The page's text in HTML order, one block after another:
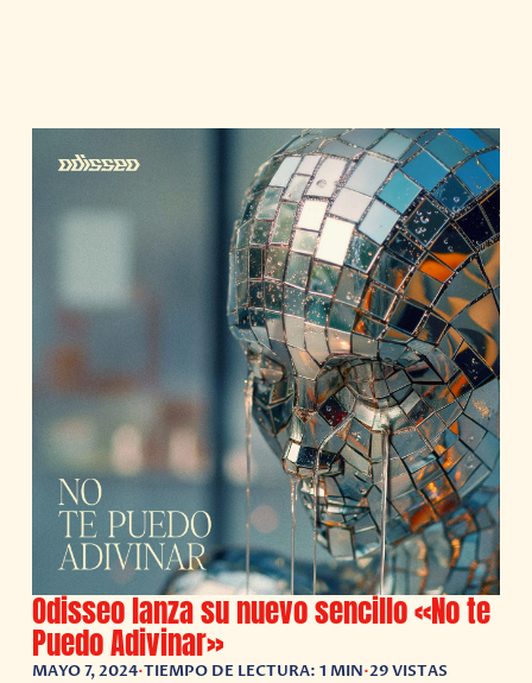
Odisseo lanza su nuevo sencillo «No te
Puedo Adivinar»
MAYO 7, 2024•TIEMPO DE LECTURA: 1 MIN•29 VISTAS